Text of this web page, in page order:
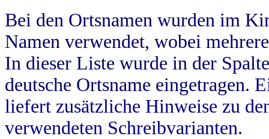
Bei den Ortsnamen wurden im
Namen verwendet, wobei
In dieser Liste wurde in der
deutsche Ortsname eingetragen.
liefert zusätzliche Hinweise zu
verwendeten Schreibvarianten.